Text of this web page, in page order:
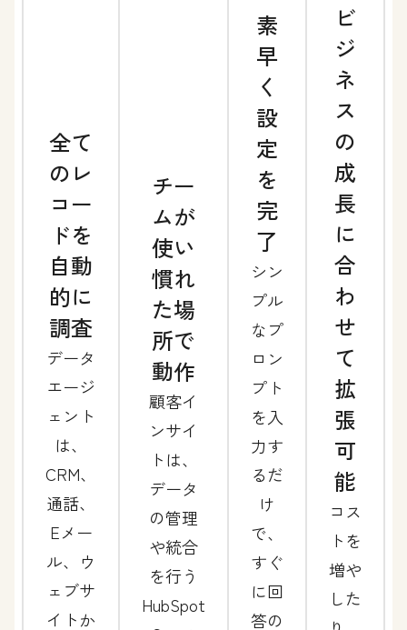
全て
のレ
コー
ドを
自動
的に
調査
データ
エージ
ェント
は、
CRM、
通話、
Eメー
ル、ウ
ェブサ
イトか
チー
ムが
使い
慣れ
た場
所で
動作
顧客イ
ンサイ
トは、
データ
の管理
や統合
を行う
HubSpot
素
早
く
設
定
を
完
了
シン
プル
なプ
ロン
プト
を入
力す
るだ
け
で、
すぐ
に回
答の
ビ
ジ
ネ
ス
の
成
長
に
合
わ
せ
て
拡
張
可
能
コス
トを
増や
した